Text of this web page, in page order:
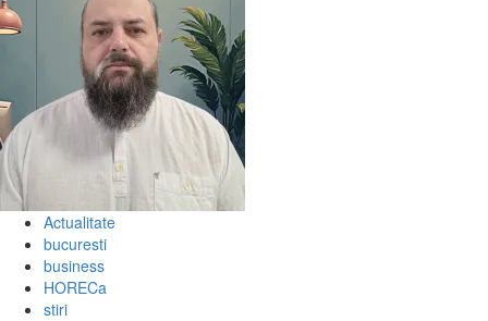
Actualitate
bucuresti
business
HORECa
stiri